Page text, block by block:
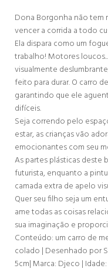
Dona Borgonha não tem
vencer a corrida a todo
Ela dispara como um
trabalho! Motores
visualmente
feito para durar. O carro
garantindo que ele
difíceis.
Seja correndo pelo
estar, as crianças vão
emocionantes com seu
As partes plásticas deste
futurista, enquanto a
camada extra de apelo
Quer seu filho seja um
ame todas as coisas
sua imaginação e
Conteúdo: um carro de
colado | Desenhado por
5cm| Marca: Djeco |